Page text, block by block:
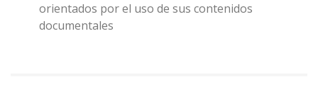
orientados por el uso de sus contenidos
documentales